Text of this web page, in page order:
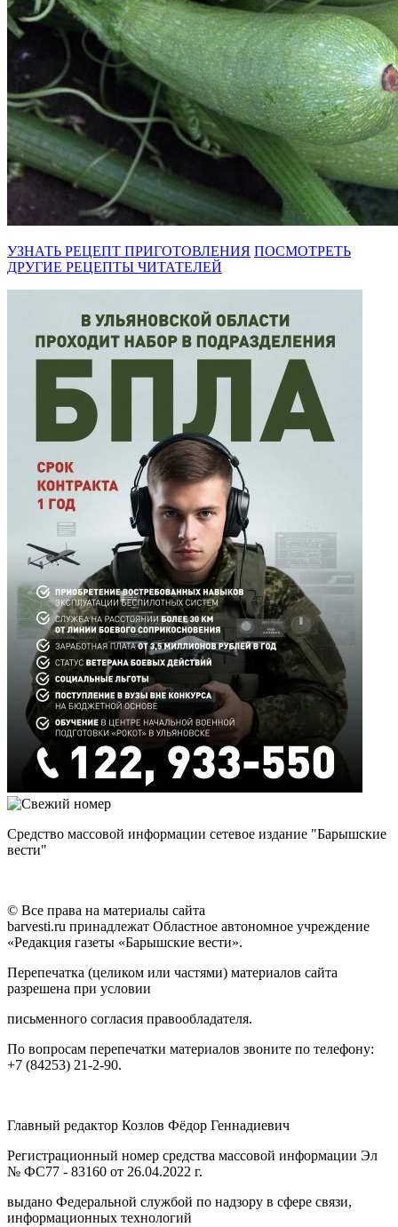
УЗНАТЬ РЕЦЕПТ ПРИГОТОВЛЕНИЯ ПОСМОТРЕТЬ
ДРУГИЕ РЕЦЕПТЫ ЧИТАТЕЛЕЙ
Средство массовой информации сетевое издание "Барышские
вести"
© Все права на материалы сайта
barvesti.ru принадлежат Областное автономное учреждение
«Редакция газеты «Барышские вести».
Перепечатка (целиком или частями) материалов сайта
разрешена при условии
письменного согласия правообладателя.
По вопросам перепечатки материалов звоните по телефону:
+7 (84253) 21-2-90.
Главный редактор Козлов Фёдор Геннадиевич
Регистрационный номер средства массовой информации Эл
№ ФС77 - 83160 от 26.04.2022 г.
выдано Федеральной службой по надзору в сфере связи,
информационных технологий